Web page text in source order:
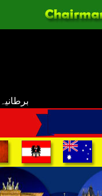
برطانیہ